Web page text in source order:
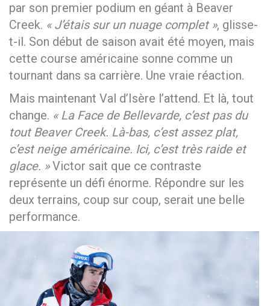
par son premier podium en géant à Beaver
Creek. « J’étais sur un nuage complet », glisse-
t-il. Son début de saison avait été moyen, mais
cette course américaine sonne comme un
tournant dans sa carrière. Une vraie réaction.
Mais maintenant Val d’Isère l’attend. Et là, tout
change. « La Face de Bellevarde, c’est pas du
tout Beaver Creek. Là-bas, c’est assez plat,
c’est neige américaine. Ici, c’est très raide et
glace. »Victor sait que ce contraste
représente un défi énorme. Répondre sur les
deux terrains, coup sur coup, serait une belle
performance.